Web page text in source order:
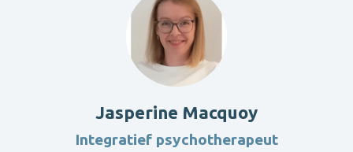
Jasperine Macquoy
Integratief psychotherapeut